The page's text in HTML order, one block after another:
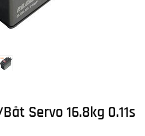
Servo 16.8kg 0.11s